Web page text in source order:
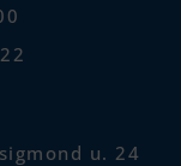
u. 24